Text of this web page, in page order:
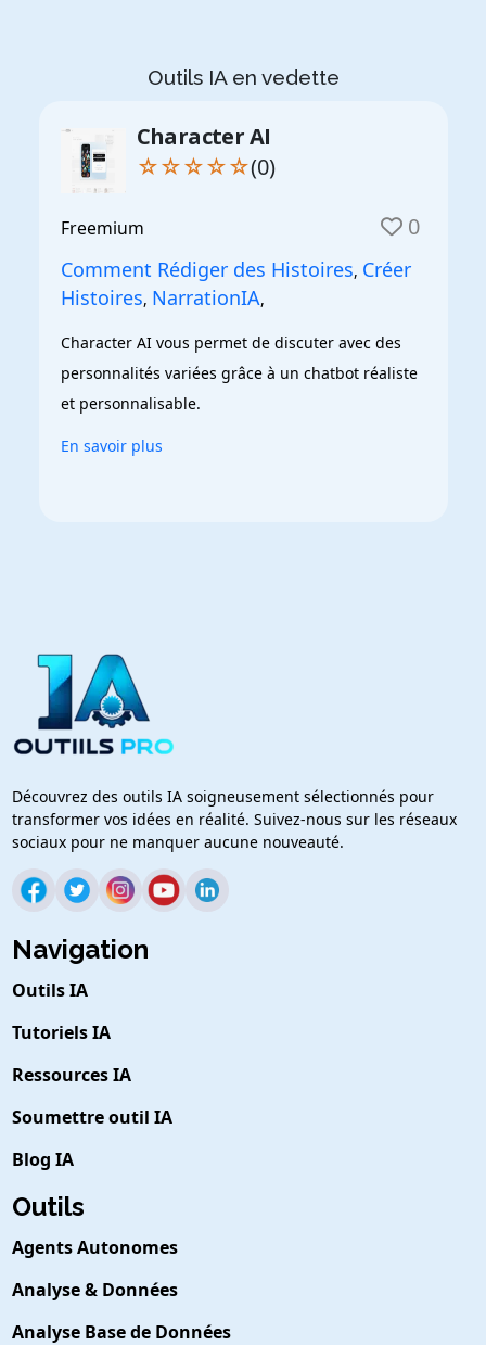
Outils IA en vedette
Character AI
☆☆☆☆☆(0)
Freemium 0
Comment Rédiger des Histoires, Créer
Histoires, NarrationIA,
Character AI vous permet de discuter avec des
personnalités variées grâce à un chatbot réaliste
et personnalisable.
En savoir plus
Découvrez des outils IA soigneusement sélectionnés pour
transformer vos idées en réalité. Suivez-nous sur les réseaux
sociaux pour ne manquer aucune nouveauté.
Navigation
Outils IA
Tutoriels IA
Ressources IA
Soumettre outil IA
Blog IA
Outils
Agents Autonomes
Analyse & Données
Analyse Base de Données